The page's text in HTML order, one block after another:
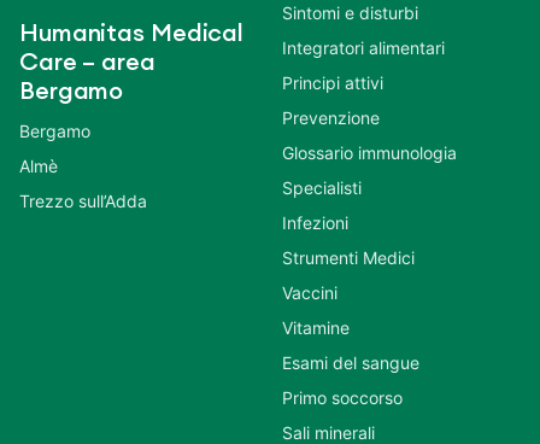
Humanitas Medical
Care – area
Bergamo
Bergamo
Almè
Trezzo sull’Adda
Sintomi e disturbi
Integratori alimentari
Principi attivi
Prevenzione
Glossario immunologia
Specialisti
Infezioni
Strumenti Medici
Vaccini
Vitamine
Esami del sangue
Primo soccorso
Sali minerali